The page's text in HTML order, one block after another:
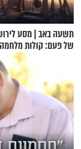
תשעה באב | מסע
של פעם: קולות